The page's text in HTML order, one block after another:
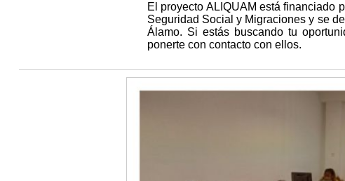
El proyecto ALIQUAM está financiado
Seguridad Social y Migraciones y se
Álamo. Si estás buscando tu
ponerte con contacto con ellos.